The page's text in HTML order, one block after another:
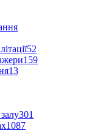
52
159
13
301
1087